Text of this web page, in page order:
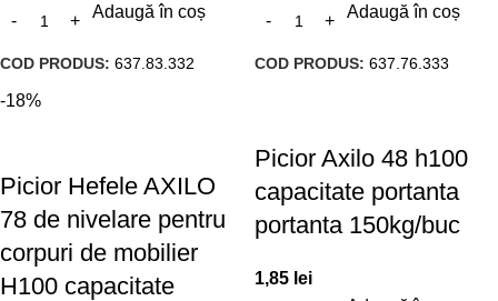
Adaugă în coș
COD PRODUS: 637.83.332
Adaugă în coș
COD PRODUS: 637.76.333
-18%
Picior Hefele AXILO
78 de nivelare pentru
corpuri de mobilier
H100 capacitate
Picior Axilo 48 h100
capacitate portanta
portanta 150kg/buc
1,85 lei